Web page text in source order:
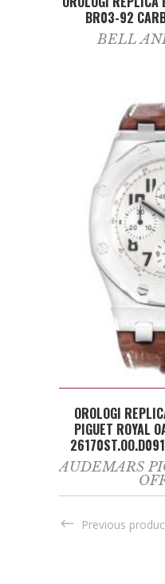
BR03-92
BELL
OROLOGI
PIGUET ROYAL
AUDEMARS
Previous